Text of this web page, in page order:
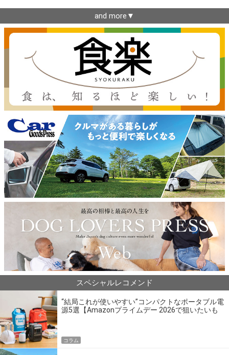
and more▼
スペシャルレコメンド
“結局これが使いやすい”コンパクトなポータブル電
源5選【Amazonプライムデー 2026で狙いたいも
コラム